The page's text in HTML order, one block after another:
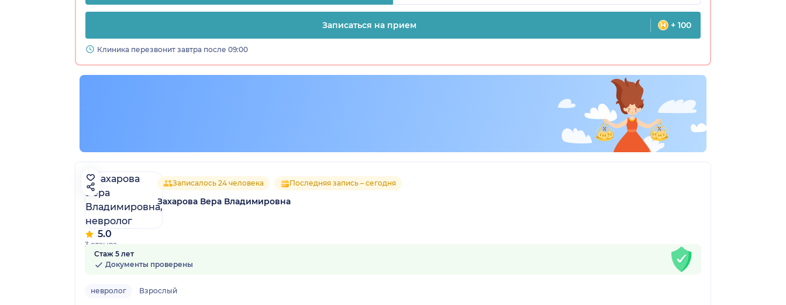
Записаться на прием + 100
Клиника перезвонит завтра после 09:00
5.0
3 отзыва
Записалось 24 человека Последняя запись – сегодня
Захарова Вера Владимировна
Стаж 5 лет
Документы проверены
невролог Взрослый